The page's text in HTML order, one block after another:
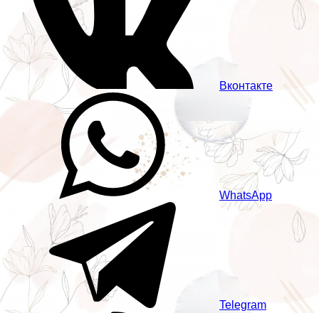
Вконтакте
WhatsApp
Telegram